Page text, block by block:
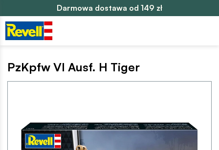
Darmowa dostawa od 149 zł
PzKpfw VI Ausf. H Tiger